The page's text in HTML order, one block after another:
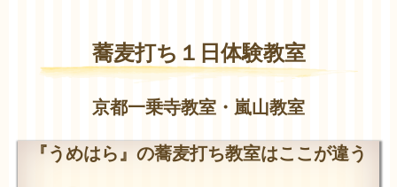
蕎麦打ち１日体験教室
京都一乗寺教室・嵐山教室
『うめはら』の蕎麦打ち教室はここが違う